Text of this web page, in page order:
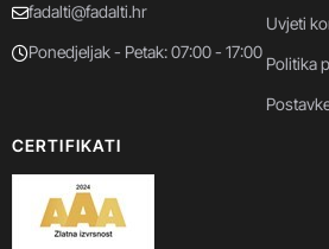
fadalti@fadalti.hr
Ponedjeljak - Petak: 07:00 - 17:00
Uvjeti
Politika
CERTIFIKATI